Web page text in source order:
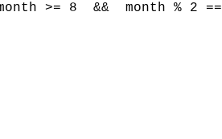
>= 8 && month % 2